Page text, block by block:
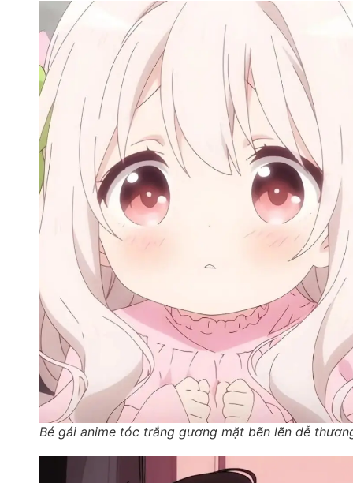
Bé gái anime tóc trắng gương mặt bẽn lẽn dễ